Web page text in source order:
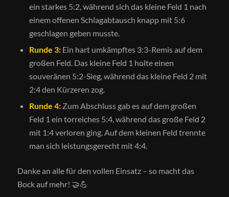
ein starkes 5:2, während sich das kleine Feld 1 nach
einem offenen Schlagabtausch knapp mit 5:6
geschlagen geben musste.
Runde 3:Ein hart umkämpftes 3:3-Remis auf dem
großen Feld. Das kleine Feld 1 holte einen
souveränen 5:2-Sieg, während das kleine Feld 2 mit
2:4 den Kürzeren zog.
Runde 4:Zum Abschluss gab es auf dem großen
Feld 1 ein torreiches 5:4, während das große Feld 2
mit 1:4 verloren ging. Auf dem kleinen Feld trennte
man sich leistungsgerecht mit 4:4.
Danke an alle für den vollen Einsatz – so macht das
Bock auf mehr! 🤝💪